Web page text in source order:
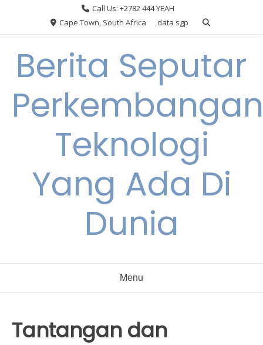
Call Us: +2782 444 YEAH
Cape Town, South Africa
data sgp
Berita Seputar
Perkembangan
Teknologi
Yang Ada Di
Dunia
Menu
Tantangan dan